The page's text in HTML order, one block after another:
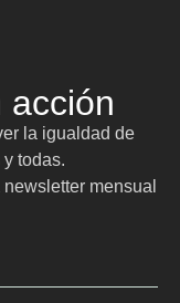
acción
la igualdad de
todas.
mensual